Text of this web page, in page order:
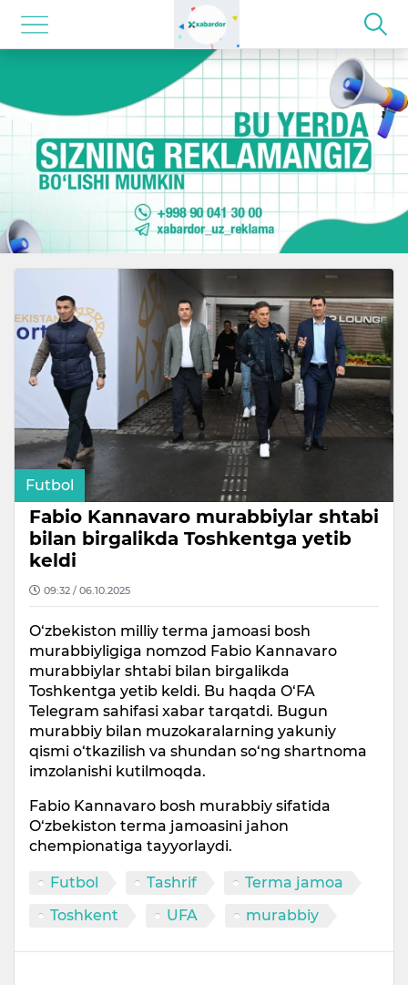
Futbol
Fabio Kannavaro murabbiylar shtabi
bilan birgalikda Toshkentga yetib
keldi
09:32 / 06.10.2025
O‘zbekiston milliy terma jamoasi bosh
murabbiyligiga nomzod Fabio Kannavaro
murabbiylar shtabi bilan birgalikda
Toshkentga yetib keldi. Bu haqda O‘FA
Telegram sahifasi xabar tarqatdi. Bugun
murabbiy bilan muzokaralarning yakuniy
qismi o‘tkazilish va shundan so‘ng shartnoma
imzolanishi kutilmoqda.
Fabio Kannavaro bosh murabbiy sifatida
O‘zbekiston terma jamoasini jahon
chempionatiga tayyorlaydi.
Futbol Tashrif
Terma jamoa
Toshkent
UFA murabbiy